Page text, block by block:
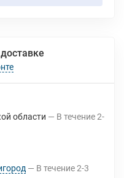
области В течение2-
В течение2-3